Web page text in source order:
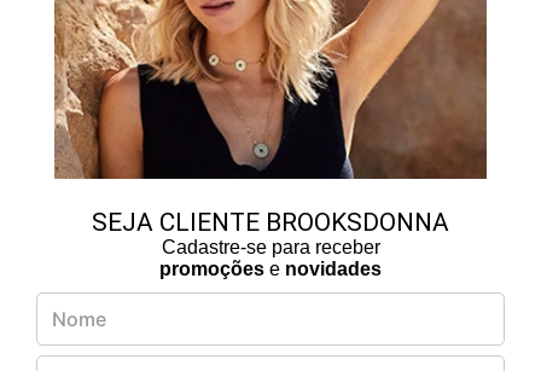
SEJA CLIENTE BROOKSDONNA
Cadastre-se para receber
promoções e novidades